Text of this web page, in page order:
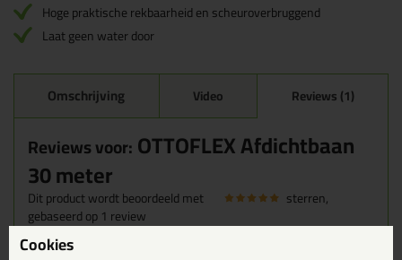
Hoge praktische rekbaarheid en scheuroverbruggend
Laat geen water door
Omschrijving Video Reviews (1)
Reviews voor:OTTOFLEX Afdichtbaan
30 meter
Dit product wordt beoordeeld met sterren,
gebaseerd op1 review
Cookies